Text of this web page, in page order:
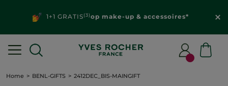
1+1 GRATIS(3)op make-up & accessoires*
Home BENL-GIFTS 2412DEC_BIS-MAINGIFT